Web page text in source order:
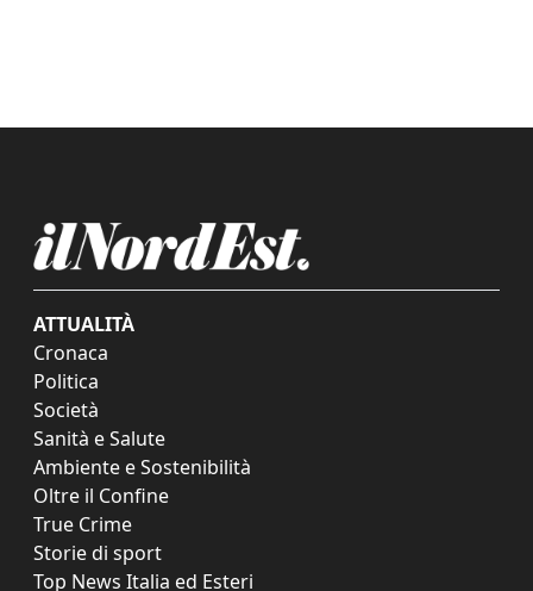
ATTUALITÀ
Cronaca
Politica
Società
Sanità e Salute
Ambiente e Sostenibilità
Oltre il Confine
True Crime
Storie di sport
Top News Italia ed Esteri